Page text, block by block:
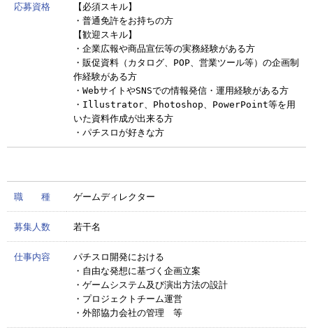
応募資格
【必須スキル】
・普通免許をお持ちの方
【歓迎スキル】
・企業広報や商品宣伝等の実務経験がある方
・販促資料（カタログ、POP、営業ツール等）の企画制
作経験がある方
・WebサイトやSNSでの情報発信・運用経験がある方
・Illustrator、Photoshop、PowerPoint等を用
いた資料作成が出来る方
・パチスロが好きな方
職 種 ゲームディレクター
募集人数 若干名
仕事内容
パチスロ開発における
・自由な発想に基づく企画立案
・ゲームシステム及び演出方法の設計
・プロジェクトチーム運営
・外部協力会社の管理 等